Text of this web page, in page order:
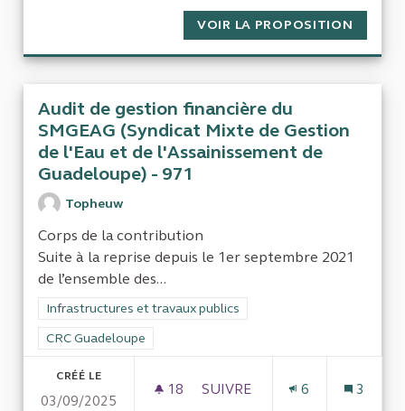
VOIR LA PROPOSITION
Audit de gestion financière du
SMGEAG (Syndicat Mixte de Gestion
de l'Eau et de l'Assainissement de
Guadeloupe) - 971
Topheuw
Corps de la contribution
Suite à la reprise depuis le 1er septembre 2021
de l’ensemble des...
Filtrer les résultats de la catégorie : Infrastructures et
Infrastructures et travaux publics
Filtrer les résultats pour le secteur : CRC Guadeloupe
CRC Guadeloupe
CRÉÉ LE
03/09/2025
18 18 ABONNÉS
SUIVRE
6 3